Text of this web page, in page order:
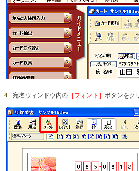
4 宛名ウィンドウ内の ［フォント］ ボタンをク